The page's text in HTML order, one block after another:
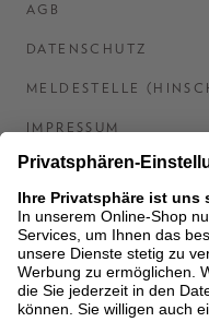
AGB
DATENSCHUTZ
MELDESTELLE
IMPRESSUM
KONTAKT
COOKIES
MEN'S WORLD: